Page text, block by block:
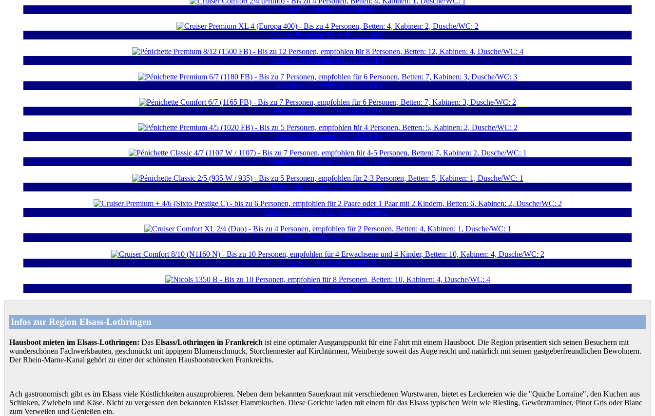
Cruiser Comfort 2/4 (Primo)
Cruiser Premium XL 4 (Europa 400)
Pénichette Premium 8/12 (1500 FB)
Pénichette Premium 6/7 (1180 FB)
Pénichette Comfort 6/7 (1165 FB)
Pénichette Premium 4/5 (1020 FB)
Pénichette Classic 4/7 (1107 W / 1107)
Pénichette Classic 2/5 (935 W / 935)
Cruiser Premium + 4/6 (Sixto Prestige C)
Cruiser Comfort XL 2/4 (Duo)
Cruiser Comfort 8/10 (N1160 N)
Nicols 1350 B
Infos zur Region Elsass-Lothringen
Hausboot mieten im Elsass-Lothringen: Das Elsass/Lothringen in Frankreich ist eine optimaler Ausgangspunkt für eine Fahrt mit einem Hausboot. Die Region präsentiert sich seinen Besuchern mit
wunderschönen Fachwerkbauten, geschmückt mit üppigem Blumenschmuck, Storchennester auf Kirchtürmen, Weinberge soweit das Auge reicht und natürlich mit seinen gastgeberfreundlichen Bewohnern.
Der Rhein-Marne-Kanal gehört zu einer der schönsten Hausbootstrecken Frankreichs.
Ach gastronomisch gibt es im Elsass viele Köstlichkeiten auszuprobieren. Neben dem bekannten Sauerkraut mit verschiedenen Wurstwaren, bietet es Leckereien wie die "Quiche Lorraine", den Kuchen aus
Schinken, Zwiebeln und Käse. Nicht zu vergessen den bekannten Elsässer Flammkuchen. Diese Gerichte laden mit einem für das Elsass typischen Wein wie Riesling, Gewürztraminer, Pinot Gris oder Blanc
zum Verweilen und Genießen ein.